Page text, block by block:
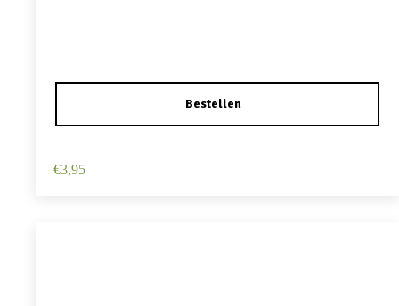
€3,95